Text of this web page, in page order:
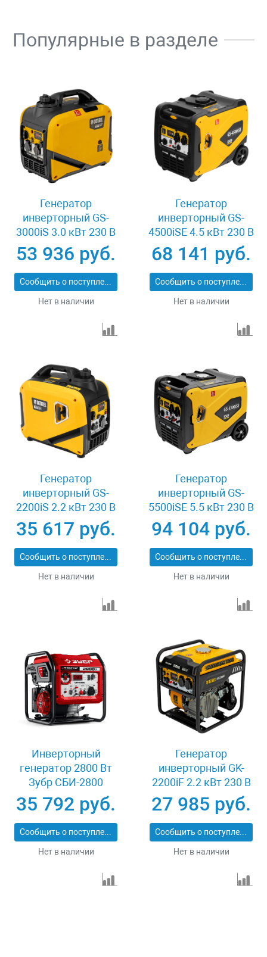
Популярные в разделе
Генератор
инверторный GS-
3000iS 3.0 кВт 230 В
закрытый корпус
ручной старт Denzel
94716
53 936 руб.
Сообщить о поступлении
Нет в наличии
Генератор
инверторный GS-
4500iSE 4.5 кВт 230 В
закрытый корпус
электростартер
Denzel 94714
68 141 руб.
Сообщить о поступлении
Нет в наличии
Генератор
инверторный GS-
2200iS 2.2 кВт 230 В
закрытый корпус
ручной старт Denzel
94713
35 617 руб.
Сообщить о поступлении
Нет в наличии
Генератор
инверторный GS-
5500iSE 5.5 кВт 230 В
закрытый корпус
электростартер
Denzel 94712
94 104 руб.
Сообщить о поступлении
Нет в наличии
Инверторный
генератор 2800 Вт
Зубр СБИ-2800
35 792 руб.
Сообщить о поступлении
Нет в наличии
Генератор
инверторный GK-
2200iF 2.2 кВт 230 В
ручной старт Denzel
94707
27 985 руб.
Сообщить о поступлении
Нет в наличии